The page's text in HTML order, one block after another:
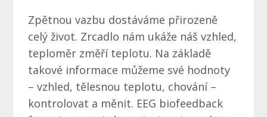
Zpětnou vazbu dostáváme přirozeně
celý život. Zrcadlo nám ukáže náš vzhled,
teploměr změří teplotu. Na základě
takové informace můžeme své hodnoty
– vzhled, tělesnou teplotu, chování –
kontrolovat a měnit. EEG biofeedback